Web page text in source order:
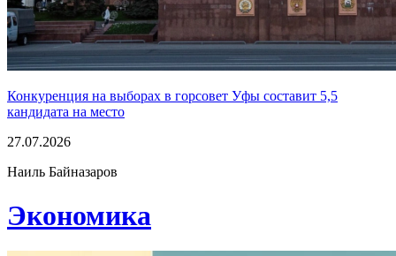
Конкуренция на выборах в горсовет Уфы составит 5,5
кандидата на место
27.07.2026
Наиль Байназаров
Экономика